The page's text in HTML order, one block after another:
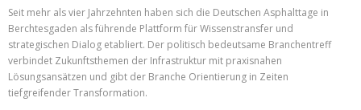
Seit mehr als vier Jahrzehnten haben sich die Deutschen Asphalttage in
Berchtesgaden als führende Plattform für Wissenstransfer und
strategischen Dialog etabliert. Der politisch bedeutsame Branchentreff
verbindet Zukunftsthemen der Infrastruktur mit praxisnahen
Lösungsansätzen und gibt der Branche Orientierung in Zeiten
tiefgreifender Transformation.